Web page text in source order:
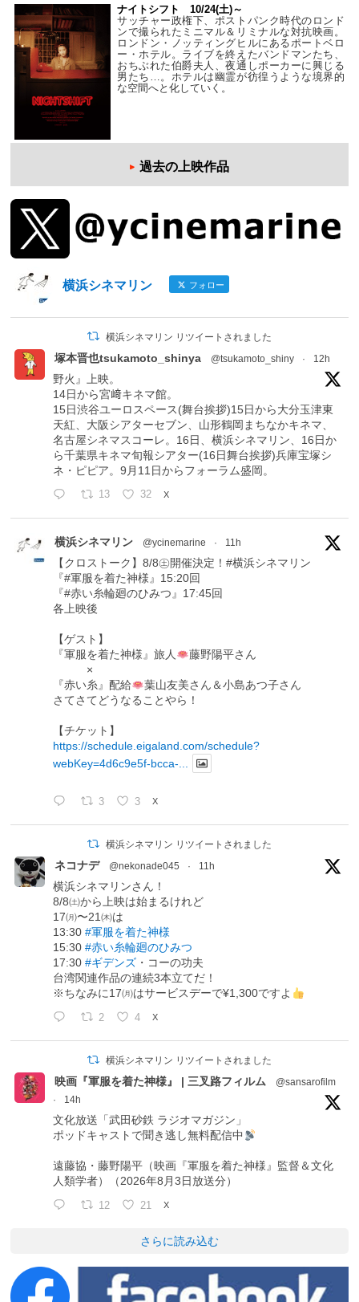
ナイトシフト 10/24(土)～
サッチャー政権下、ポストパンク時代のロンド
ンで撮られたミニマル＆リミナルな対抗映画。
ロンドン・ノッティングヒルにあるポートベロ
ー・ホテル。ライブを終えたバンドマンたち、
おちぶれた伯爵夫人、夜通しポーカーに興じる
男たち…。ホテルは幽霊が彷徨うような境界的
な空間へと化していく。
過去の上映作品
横浜シネマリン フォロー
横浜シネマリン リツイートされました
塚本晋也tsukamoto_shinya @tsukamoto_shiny · 12h
野火』上映。
14日から宮﨑キネマ館。
15日渋谷ユーロスペース(舞台挨拶)15日から大分玉津東
天紅、大阪シアターセブン、山形鶴岡まちなかキネマ、
名古屋シネマスコーレ。16日、横浜シネマリン、16日か
ら千葉県キネマ旬報シアター(16日舞台挨拶)兵庫宝塚シ
ネ・ピピア。9月11日からフォーラム盛岡。
13 32 X
横浜シネマリン @ycinemarine · 11h
【クロストーク】8/8㊏開催決定！#横浜シネマリン
『#軍服を着た神様』15:20回
『#赤い糸輪廻のひみつ』17:45回
各上映後
【ゲスト】
『軍服を着た神様』旅人
藤野陽平さん
×
『赤い糸』配給
葉山友美さん＆小島あつ子さん
さてさてどうなることやら！
【チケット】
https://schedule.eigaland.com/schedule?
webKey=4d6c9e5f-bcca-...
3 3 X
横浜シネマリン リツイートされました
ネコナデ @nekonade045 · 11h
横浜シネマリンさん！
8/8㈯から上映は始まるけれど
17㈪〜21㈭は
13:30#軍服を着た神様
15:30#赤い糸輪廻のひみつ
17:30#ギデンズ ・コーの功夫
台湾関連作品の連続3本立てだ！
※ちなみに17㈪はサービスデーで¥1,300ですよ
2 4 X
横浜シネマリン リツイートされました
映画『軍服を着た神様』 | 三叉路フィルム
@sansarofilm
·
14h
文化放送「武田砂鉄 ラジオマガジン」
ポッドキャストで聞き逃し無料配信中
遠藤協・藤野陽平（映画『軍服を着た神様』監督＆文化
人類学者）（2026年8月3日放送分）
12 21 X
さらに読み込む